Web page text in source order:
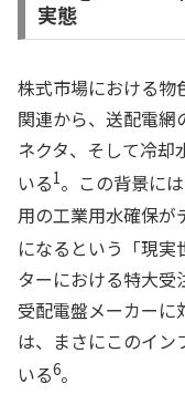
実態
株式市場における物
関連から、送配電網
ネクタ、そして冷却
いる1。この背景に
用の工業用水確保が
になるという「現実
ターにおける特大受
受配電盤メーカー
は、まさにこのイン
いる6。